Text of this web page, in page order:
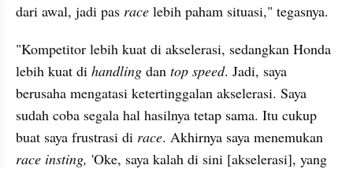
dari awal, jadi pas race lebih paham situasi," tegasnya.
"Kompetitor lebih kuat di akselerasi, sedangkan Honda
lebih kuat di handling dan top speed. Jadi, saya
berusaha mengatasi ketertinggalan akselerasi. Saya
sudah coba segala hal hasilnya tetap sama. Itu cukup
buat saya frustrasi di race
race insting, 'Oke, saya kalah di sini [akselerasi], yang